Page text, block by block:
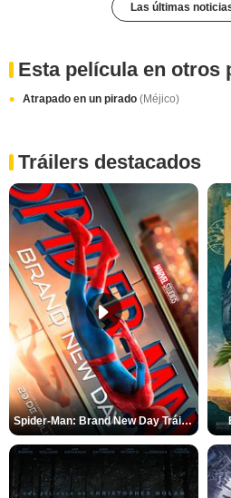
Las últimas
Esta película en otros
Atrapado en un pirado (Méjico)
Tráilers destacados
Spider-Man: Brand New Day Tráiler (3)